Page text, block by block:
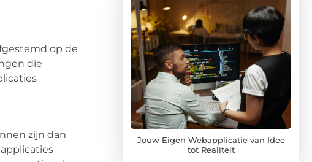
op de
die
zijn dan
Jouw Eigen Webapplicatie van Idee
tot Realiteit